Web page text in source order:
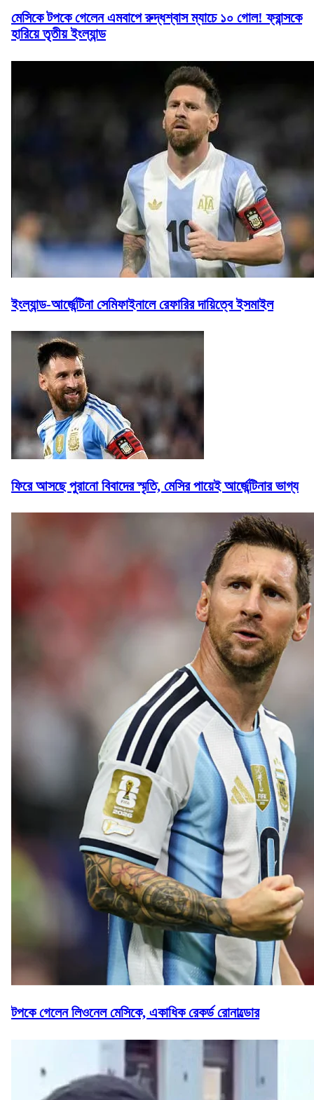
মেসিকে টপকে গেলেন এমবাপে রুদ্ধশ্বাস ম্যাচে ১০ গোল! ফ্রান্সকে
হারিয়ে তৃতীয় ইংল্যান্ড
ইংল্যান্ড-আর্জেন্টিনা সেমিফাইনালে রেফারির দায়িত্বে ইসমাইল
ফিরে আসছে পুরানো বিবাদের স্মৃতি, মেসির পায়েই আর্জেন্টিনার ভাগ্য
টপকে গেলেন লিওনেল মেসিকে, একাধিক রেকর্ড রোনাল্ডোর